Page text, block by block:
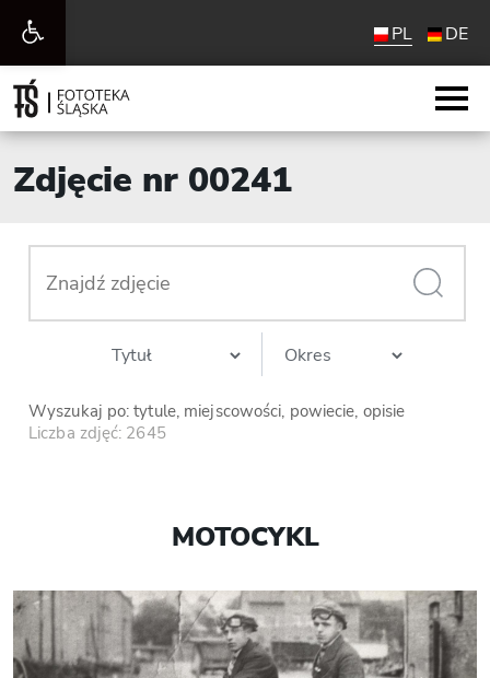
Otwórz
pasek
narzędzi
PL DE
Zdjęcie nr 00241
Wyszukaj po: tytule, miejscowości, powiecie, opisie
Liczba zdjęć: 2645
MOTOCYKL